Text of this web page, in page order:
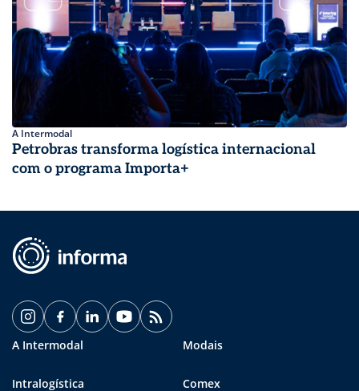
A Intermodal
Petrobras transforma logística internacional
com o programa Importa+
A Intermodal Modais
Intralogística Comex